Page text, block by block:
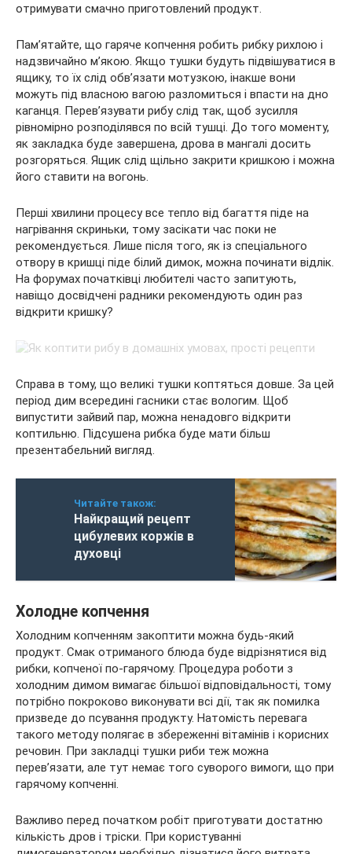
отримувати смачно приготовлений продукт.
Пам’ятайте, що гаряче копчення робить рибку рихлою і
надзвичайно м’якою. Якщо тушки будуть підвішуватися в
ящику, то їх слід обв’язати мотузкою, інакше вони
можуть під власною вагою разломиться і впасти на дно
каганця. Перев’язувати рибу слід так, щоб зусилля
рівномірно розподілявся по всій тушці. До того моменту,
як закладка буде завершена, дрова в мангалі досить
розгоряться. Ящик слід щільно закрити кришкою і можна
його ставити на вогонь.
Перші хвилини процесу все тепло від багаття піде на
нагрівання скриньки, тому засікати час поки не
рекомендується. Лише після того, як із спеціального
отвору в кришці піде білий димок, можна починати відлік.
На форумах початківці любителі часто запитують,
навіщо досвідчені радники рекомендують один раз
відкрити кришку?
Справа в тому, що великі тушки коптяться довше. За цей
період дим всередині гасники стає вологим. Щоб
випустити зайвий пар, можна ненадовго відкрити
коптильню. Підсушена рибка буде мати більш
презентабельний вигляд.
Читайте також:
Найкращий рецепт
цибулевих коржів в
духовці
Холодне копчення
Холодним копченням закоптити можна будь-який
продукт. Смак отриманого блюда буде відрізнятися від
рибки, копченої по-гарячому. Процедура роботи з
холодним димом вимагає більшої відповідальності, тому
потрібно покроково виконувати всі дії, так як помилка
призведе до псування продукту. Натомість перевага
такого методу полягає в збереженні вітамінів і корисних
речовин. При закладці тушки риби теж можна
перев’язати, але тут немає того суворого вимоги, що при
гарячому копченні.
Важливо перед початком робіт приготувати достатню
кількість дров і тріски. При користуванні